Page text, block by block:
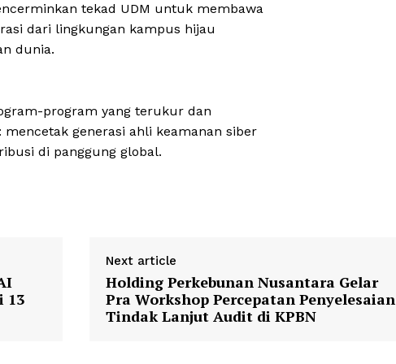
tekad UDM untuk membawa
dari lingkungan kampus hijau
dunia.
program yang terukur dan
generasi ahli keamanan siber
di panggung global.
13
Next article
Holding Perkebunan Nusantara Gelar
Pra Workshop Percepatan Penyelesaian
Tindak Lanjut Audit di KPBN